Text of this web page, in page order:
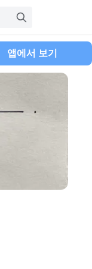
앱에서 보기